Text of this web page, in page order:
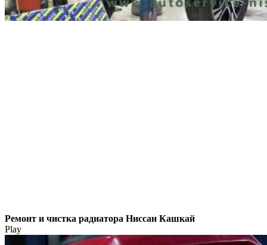
Ремонт и чистка радиатора Ниссан Кашкай
Play